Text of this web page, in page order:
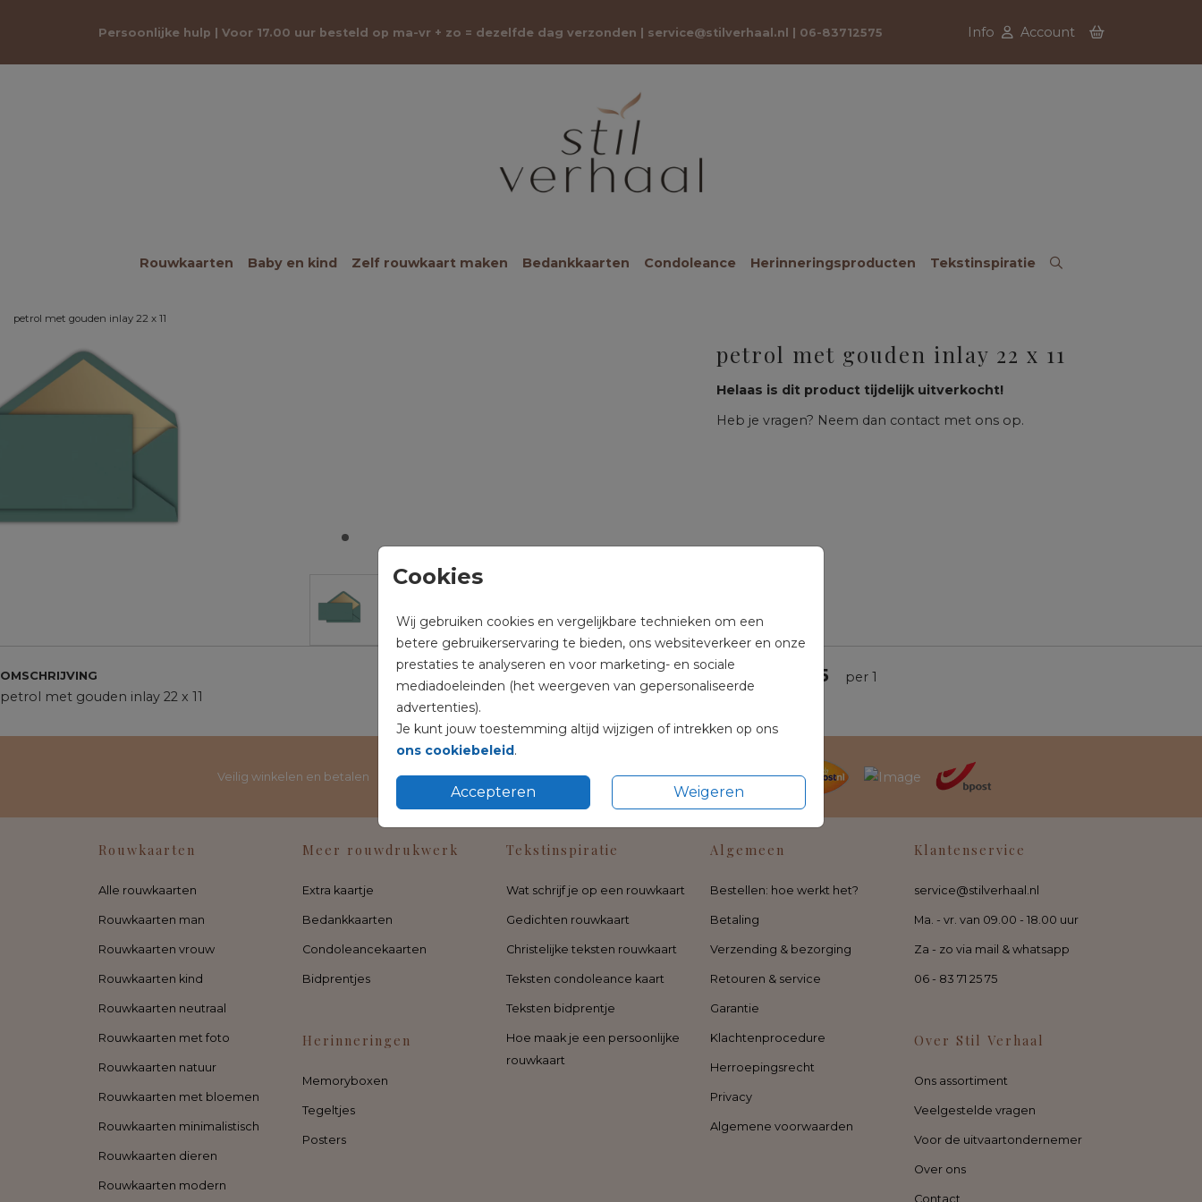
Persoonlijke hulp | Voor 17.00 uur besteld op ma-vr + zo = dezelfde dag verzonden | service@stilverhaal.nl | 06-83712575 Info Account
Rouwkaarten Baby en kind Zelf rouwkaart maken Bedankkaarten Condoleance Herinneringsproducten Tekstinspiratie
Cookies
Wij gebruiken cookies en vergelijkbare technieken om een
betere gebruikerservaring te bieden, ons websiteverkeer en onze
prestaties te analyseren en voor marketing- en sociale
mediadoeleinden (het weergeven van gepersonaliseerde
advertenties).
Je kunt jouw toestemming altijd wijzigen of intrekken op ons
ons cookiebeleid.
Accepteren Weigeren
petrol met gouden inlay 22 x 11
petrol met gouden inlay 22 x 11
Helaas is dit product tijdelijk uitverkocht!
Heb je vragen? Neem dan contact met ons op.
OMSCHRIJVING
petrol met gouden inlay 22 x 11
Prijs: € 0,65 per 1
Veilig winkelen en betalen
Rouwkaarten
Alle rouwkaarten
Rouwkaarten man
Rouwkaarten vrouw
Rouwkaarten kind
Rouwkaarten neutraal
Rouwkaarten met foto
Rouwkaarten natuur
Rouwkaarten met bloemen
Rouwkaarten minimalistisch
Rouwkaarten dieren
Rouwkaarten modern
Meer rouwdrukwerk
Extra kaartje
Bedankkaarten
Condoleancekaarten
Bidprentjes
Herinneringen
Memoryboxen
Tegeltjes
Posters
Tekstinspiratie
Wat schrijf je op een rouwkaart
Gedichten rouwkaart
Christelijke teksten rouwkaart
Teksten condoleance kaart
Teksten bidprentje
Hoe maak je een persoonlijke
rouwkaart
Algemeen
Bestellen: hoe werkt het?
Betaling
Verzending & bezorging
Retouren & service
Garantie
Klachtenprocedure
Herroepingsrecht
Privacy
Algemene voorwaarden
Klantenservice
service@stilverhaal.nl
Ma. - vr. van 09.00 - 18.00 uur
Za - zo via mail & whatsapp
06 - 83 71 25 75
Over Stil Verhaal
Ons assortiment
Veelgestelde vragen
Voor de uitvaartondernemer
Over ons
Contact